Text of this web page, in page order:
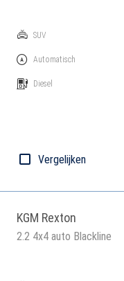
SUV
Automatisch
Diesel
Vergelijken
KGM Rexton
2.2 4x4 auto Blackline